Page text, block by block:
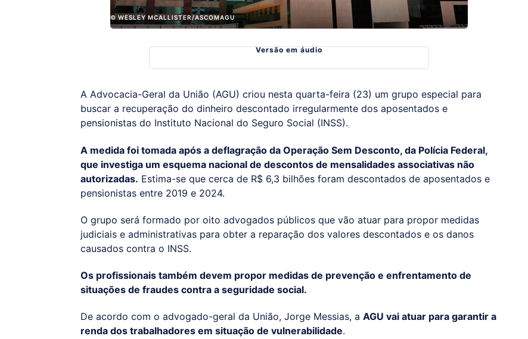
© WESLEY MCALLISTER/ASCOMAGU
Versão em áudio
A Advocacia-Geral da União (AGU) criou nesta quarta-feira (23) um grupo especial para
buscar a recuperação do dinheiro descontado irregularmente dos aposentados e
pensionistas do Instituto Nacional do Seguro Social (INSS).
A medida foi tomada após a deflagração da Operação Sem Desconto, da Polícia Federal,
que investiga um esquema nacional de descontos de mensalidades associativas não
autorizadas. Estima-se que cerca de R$ 6,3 bilhões foram descontados de aposentados e
pensionistas entre 2019 e 2024.
O grupo será formado por oito advogados públicos que vão atuar para propor medidas
judiciais e administrativas para obter a reparação dos valores descontados e os danos
causados contra o INSS.
Os profissionais também devem propor medidas de prevenção e enfrentamento de
situações de fraudes contra a seguridade social.
De acordo com o advogado-geral da União, Jorge Messias, a AGU vai atuar para garantir a
renda dos trabalhadores em situação de vulnerabilidade.